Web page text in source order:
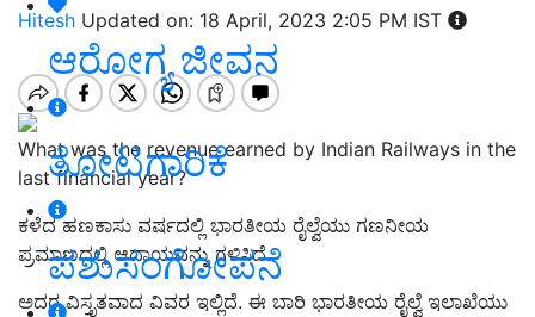
ಆರೋಗ್ಯ ಜೀವನ
ತೋಟಗಾರಿಕೆ
ಪಶುಸಂಗೋಪನೆ
Hitesh Updated on: 18 April, 2023 2:05 PM IST
What was the revenue earned by Indian Railways in the
last financial year?
ಕಳೆದ ಹಣಕಾಸು ವರ್ಷದಲ್ಲಿ ಭಾರತೀಯ ರೈಲ್ವೆಯು ಗಣನೀಯ
ಪ್ರಮಾಣದಲ್ಲಿ ಆದಾಯವನ್ನು ಗಳಿಸಿದೆ.
ಅದರ ವಿಸ್ತೃತವಾದ ವಿವರ ಇಲ್ಲಿದೆ. ಈ ಬಾರಿ ಭಾರತೀಯ ರೈಲ್ವೆ ಇಲಾಖೆಯು